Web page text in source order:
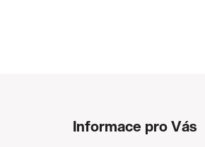
Informace pro Vás